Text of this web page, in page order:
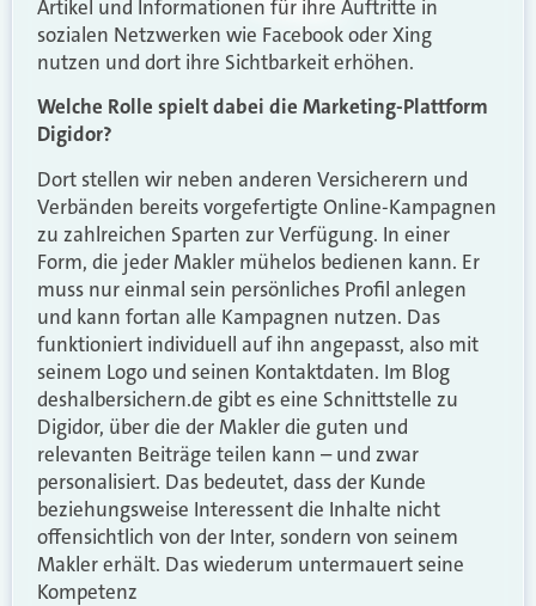
Artikel und Informationen für ihre Auftritte in
sozialen Netzwerken wie Facebook oder Xing
nutzen und dort ihre Sichtbarkeit erhöhen.
Welche Rolle spielt dabei die Marketing-Plattform
Digidor?
Dort stellen wir neben anderen Versicherern und
Verbänden bereits vorgefertigte Online-Kampagnen
zu zahlreichen Sparten zur Verfügung. In einer
Form, die jeder Makler mühelos bedienen kann. Er
muss nur einmal sein persönliches Profil anlegen
und kann fortan alle Kampagnen nutzen. Das
funktioniert individuell auf ihn angepasst, also mit
seinem Logo und seinen Kontaktdaten. Im Blog
deshalbersichern.de gibt es eine Schnittstelle zu
Digidor, über die der Makler die guten und
relevanten Beiträge teilen kann – und zwar
personalisiert. Das bedeutet, dass der Kunde
beziehungsweise Interessent die Inhalte nicht
offensichtlich von der Inter, sondern von seinem
Makler erhält. Das wiederum untermauert seine
Kompetenz